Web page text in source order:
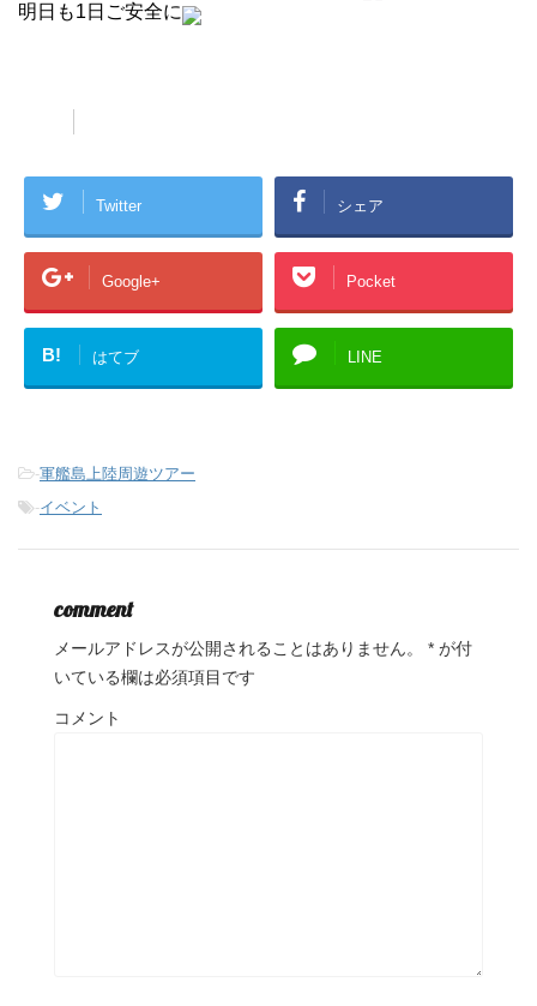
明日も1日ご安全に
Twitter シェア
Google+ Pocket
B! はてブ LINE
-軍艦島上陸周遊ツアー
-イベント
comment
メールアドレスが公開されることはありません。 * が付
いている欄は必須項目です
コメント